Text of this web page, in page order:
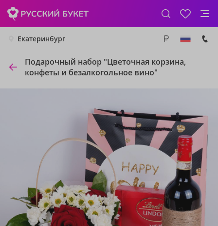
Екатеринбург
Подарочный набор "Цветочная корзина,
конфеты и безалкогольное вино"